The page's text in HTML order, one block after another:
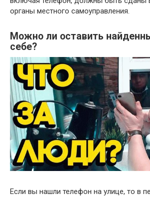
органы местного самоуправления.
Можно ли оставить
себе?
Если вы нашли телефон на улице, то в